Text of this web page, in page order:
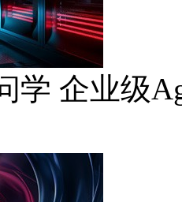
学 企业级